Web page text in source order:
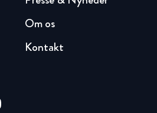
Om os
Kontakt